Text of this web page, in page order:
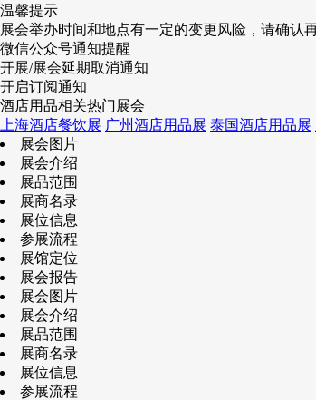
温馨提示
展会举办时间和地点有一定的变更风险，请确认
微信公众号通知提醒
开展/展会延期取消通知
开启订阅通知
酒店用品相关热门展会
上海酒店餐饮展 广州酒店用品展 泰国酒店用品展
展会图片
展会介绍
展品范围
展商名录
展位信息
参展流程
展馆定位
展会报告
展会图片
展会介绍
展品范围
展商名录
展位信息
参展流程